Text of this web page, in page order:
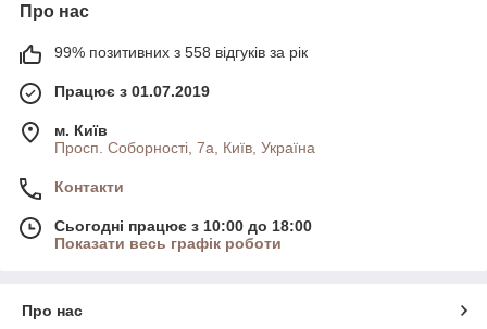
Про нас
99% позитивних з 558 відгуків за рік
Працює з 01.07.2019
м. Київ
Просп. Соборності, 7а, Київ, Україна
Контакти
Сьогодні працює з 10:00 до 18:00
Показати весь графік роботи
Про нас